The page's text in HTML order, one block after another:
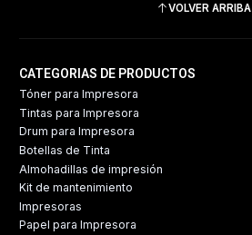
VOLVER ARRIBA
CATEGORIAS DE PRODUCTOS
Tóner para Impresora
Tintas para Impresora
Drum para Impresora
Botellas de Tinta
Almohadillas de impresión
Kit de mantenimiento
Impresoras
Papel para Impresora